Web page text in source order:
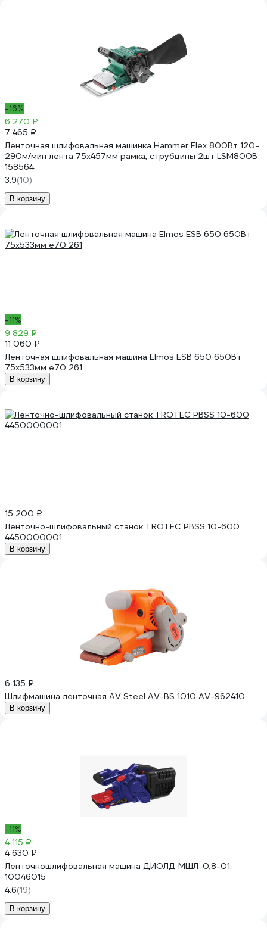
-16%
6 270 ₽
7 465 ₽
Ленточная шлифовальная машинка Hammer Flex 800Вт 120-
290м/мин лента 75x457мм рамка, струбцины 2шт LSM800B
158564
3.9(10)
В корзину
-11%
9 829 ₽
11 060 ₽
Ленточная шлифовальная машина Elmos ESB 650 650Вт
75х533мм e70 261
В корзину
15 200 ₽
Ленточно-шлифовальный станок TROTEC PBSS 10-600
4450000001
В корзину
6 135 ₽
Шлифмашина ленточная AV Steel AV-BS 1010 AV-962410
В корзину
-11%
4 115 ₽
4 630 ₽
Ленточношлифовальная машина ДИОЛД МШЛ-0,8-01
10046015
4.6(19)
В корзину